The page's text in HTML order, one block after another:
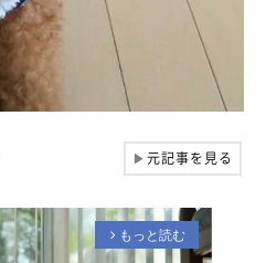
▶元記事を見る
arrow_forward_ios もっと読む